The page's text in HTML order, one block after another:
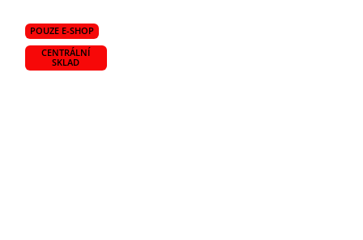
POUZE E-SHOP
CENTRÁLNÍ
SKLAD